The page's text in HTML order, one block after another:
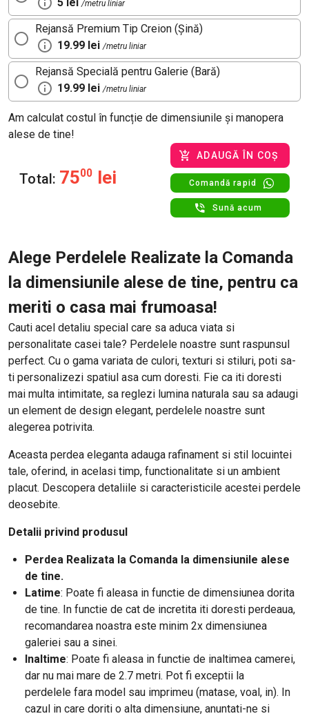
/metru liniar
Rejansă Premium Tip Creion (Șină)
19.99 lei /metru liniar
Rejansă Specială pentru Galerie (Bară)
19.99 lei /metru liniar
Am calculat costul în funcție de dimensiunile și manopera
alese de tine!
Total: 7500 lei
ADAUGĂ ÎN COȘ
Comandă rapid
Sună acum
Alege Perdelele Realizate la Comanda
la dimensiunile alese de tine, pentru ca
meriti o casa mai frumoasa!
Cauti acel detaliu special care sa aduca viata si
personalitate casei tale? Perdelele noastre sunt raspunsul
perfect. Cu o gama variata de culori, texturi si stiluri, poti sa-
ti personalizezi spatiul asa cum doresti. Fie ca iti doresti
mai multa intimitate, sa reglezi lumina naturala sau sa adaugi
un element de design elegant, perdelele noastre sunt
alegerea potrivita.
Aceasta perdea eleganta adauga rafinament si stil locuintei
tale, oferind, in acelasi timp, functionalitate si un ambient
placut. Descopera detaliile si caracteristicile acestei perdele
deosebite.
Detalii privind produsul
Perdea Realizata la Comanda la dimensiunile alese
de tine.
Latime: Poate fi aleasa in functie de dimensiunea dorita
de tine. In functie de cat de incretita iti doresti perdeaua,
recomandarea noastra este minim 2x dimensiunea
galeriei sau a sinei.
Inaltime: Poate fi aleasa in functie de inaltimea camerei,
dar nu mai mare de 2.7 metri. Pot fi exceptii la
perdelele fara model sau imprimeu (matase, voal, in). In
cazul in care doriti o alta dimensiune, anuntati-ne si